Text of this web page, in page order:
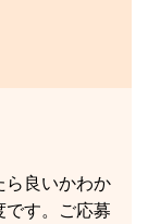
ら良いかわか
です。ご応募